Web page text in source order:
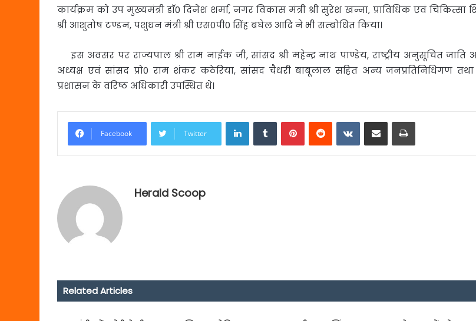
कार्यक्रम को उप मुख्यमंत्री डाॅ0 दिनेश शर्मा, नगर विकास मंत्री श्री सुरेश खन्ना, प्राविधिक एवं चिकित्सा
श्री आशुतोष टण्डन, पशुधन मंत्री श्री एस0पी0 सिंह बघेल आदि ने भी सम्बोधित किया।
इस अवसर पर राज्यपाल श्री राम नाईक जी, सांसद श्री महेन्द्र नाथ पाण्डेय, राष्ट्रीय अनुसूचित
अध्यक्ष एवं सांसद प्रो0 राम शंकर कठेरिया, सांसद चैधरी बाबूलाल सहित अन्य जनप्रतिनिधिगण
प्रशासन के वरिष्ठ अधिकारी उपस्थित थे।
Facebook Twitter
LinkedInTumblrPinterestReddit VKontakte
Share via Email Print
Herald Scoop
Related Articles